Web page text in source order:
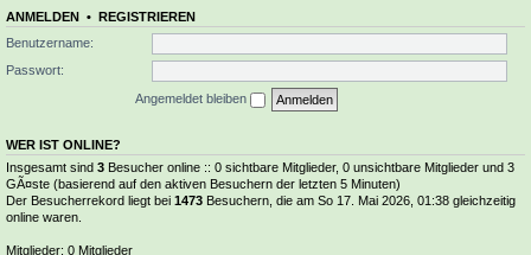
ANMELDEN • REGISTRIEREN
Benutzername:
Passwort:
Angemeldet bleiben
WER IST ONLINE?
Insgesamt sind 3 Besucher online :: 0 sichtbare Mitglieder, 0 unsichtbare Mitglieder und 3
GÃ¤ste (basierend auf den aktiven Besuchern der letzten 5 Minuten)
Der Besucherrekord liegt bei 1473 Besuchern, die am So 17. Mai 2026, 01:38 gleichzeitig
online waren.
Mitglieder: 0 Mitglieder